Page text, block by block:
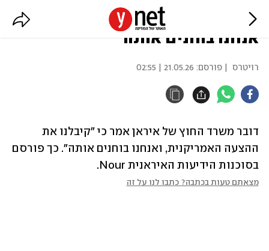
איראן: קיבלנו את הצעת ארה"ב,
אנחנו בוחנים אותה
רויטרס | פורסם: 21.05.26 | 02:55
בסוכנות הידיעות האיראנית Nour.
מצאתם טעות בכתבה? כתבו לנו על זה